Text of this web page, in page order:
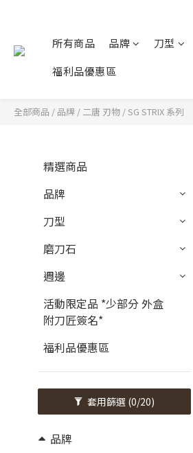
所有商品 品牌 刀型
福利品優惠區
全部商品 / 品牌 / 二唐 刃物 /SG STRIX 系列
精選商品
品牌
刀型
磨刀石
週邊
活動限定品 *少部分 外盒
附刀匠簽名*
福利品優惠區
套用篩選 (0/20)
品牌